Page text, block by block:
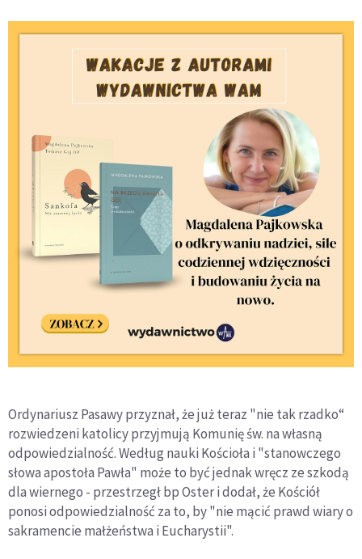
Ordynariusz Pasawy przyznał, że już teraz "nie tak rzadko“
rozwiedzeni katolicy przyjmują Komunię św. na własną
odpowiedzialność. Według nauki Kościoła i "stanowczego
słowa apostoła Pawła" może to być jednak wręcz ze szkodą
dla wiernego - przestrzegł bp Oster i dodał, że Kościół
ponosi odpowiedzialność za to, by "nie mącić prawd wiary o
sakramencie małżeństwa i Eucharystii".